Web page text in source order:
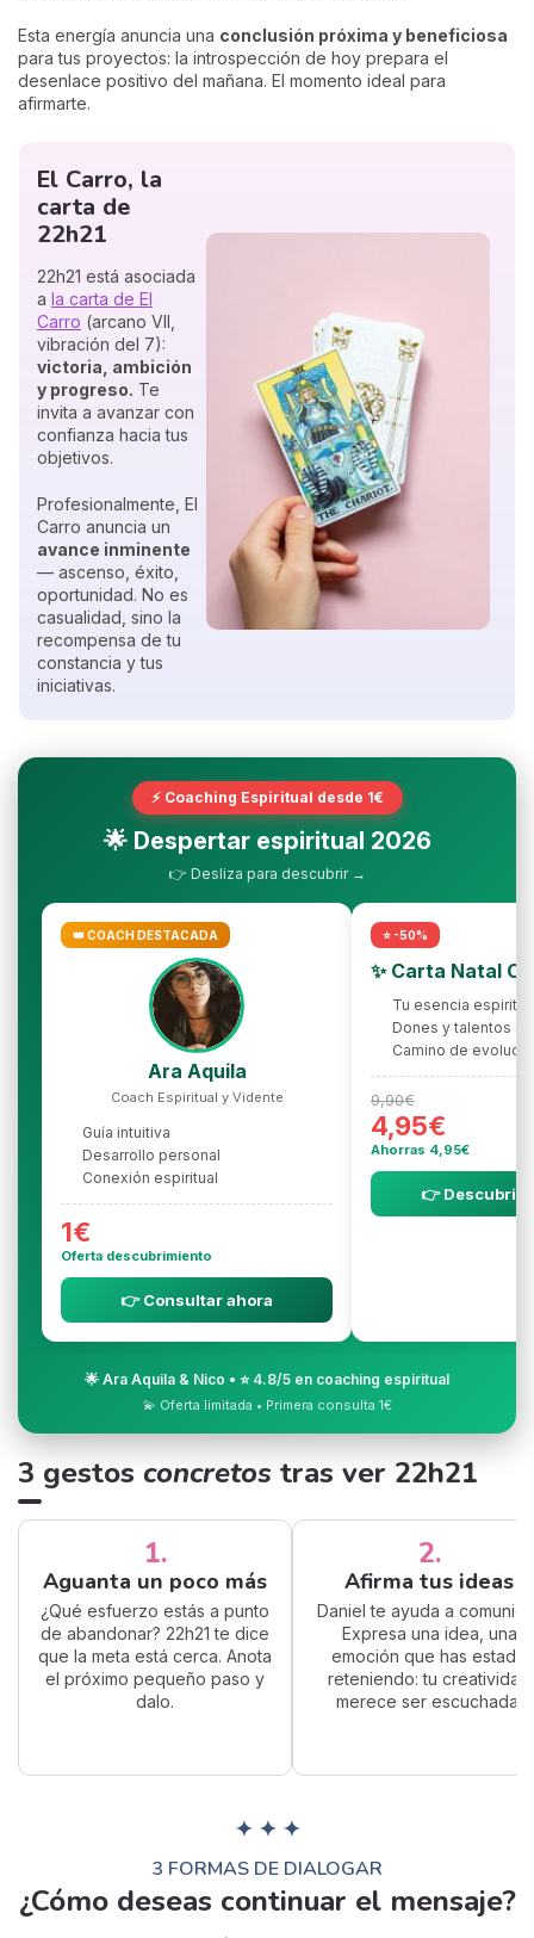
Esta energía anuncia una conclusión próxima y beneficiosa
para tus proyectos: la introspección de hoy prepara el
desenlace positivo del mañana. El momento ideal para
afirmarte.
El Carro, la
carta de
22h21
22h21 está asociada
a la carta de El
Carro (arcano VII,
vibración del 7):
victoria, ambición
y progreso. Te
invita a avanzar con
confianza hacia tus
objetivos.
Profesionalmente, El
Carro anuncia un
avance inminente
— ascenso, éxito,
oportunidad. No es
casualidad, sino la
recompensa de tu
constancia y tus
iniciativas.
⚡ Coaching Espiritual desde 1€
🌟 Despertar espiritual 2026
👉 Desliza para descubrir →
👑 COACH DESTACADA
Ara Aquila
Coach Espiritual y Vidente
Guía intuitiva
Desarrollo personal
Conexión espiritual
1€
Oferta descubrimiento
👉 Consultar ahora
⭐ -50%
✨ Carta Natal
Tu esencia
Dones y talentos
Camino de
9,90€
4,95€
Ahorras 4,95€
👉 Descubrir
🌟 Ara Aquila & Nico • ⭐ 4.8/5 en coaching espiritual
💫 Oferta limitada • Primera consulta 1€
3 gestos concretos tras ver 22h21
1.
Aguanta un poco más
¿Qué esfuerzo estás a punto
de abandonar? 22h21 te dice
que la meta está cerca. Anota
el próximo pequeño paso y
dalo.
2.
Afirma tus ideas
Daniel te ayuda a
Expresa una idea, una
emoción que has estado
reteniendo: tu creatividad
merece ser escuchada.
✦ ✦ ✦
3 FORMAS DE DIALOGAR
¿Cómo deseas continuar el mensaje?